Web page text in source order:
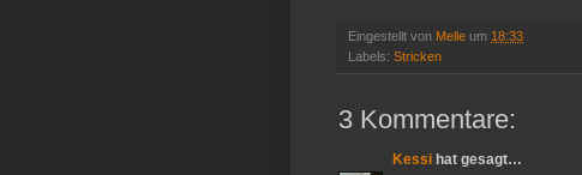
Eingestellt von Melle um 18:33
Labels: Stricken
3 Kommentare:
Kessi hat gesagt…